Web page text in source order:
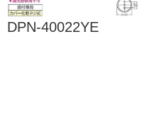
DPN-40022YE